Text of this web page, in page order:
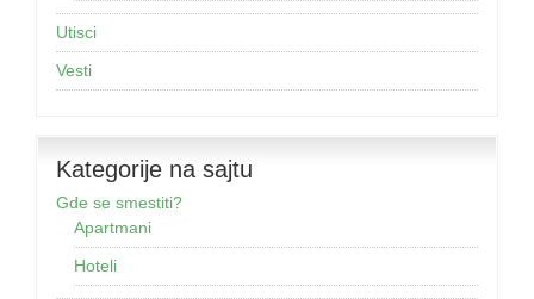
Utisci
Vesti
Kategorije na sajtu
Gde se smestiti?
Apartmani
Hoteli